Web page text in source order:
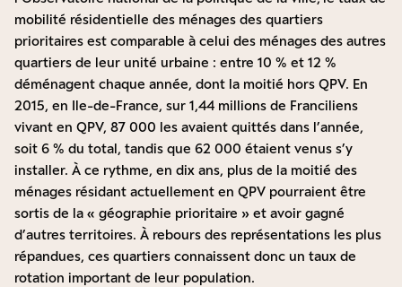
mobilité résidentielle des ménages des quartiers
prioritaires est comparable à celui des ménages des autres
quartiers de leur unité urbaine : entre 10 % et 12 %
déménagent chaque année, dont la moitié hors QPV. En
2015, en Ile-de-France, sur 1,44 millions de Franciliens
vivant en QPV, 87 000 les avaient quittés dans l’année,
soit 6 % du total, tandis que 62 000 étaient venus s’y
installer. À ce rythme, en dix ans, plus de la moitié des
ménages résidant actuellement en QPV pourraient être
sortis de la « géographie prioritaire » et avoir gagné
d’autres territoires. À rebours des représentations les plus
répandues, ces quartiers connaissent donc un taux de
rotation important de leur population.